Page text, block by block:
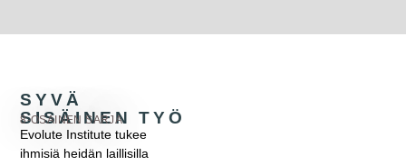
SYVÄ
SISÄINEN TYÖ
8-OSAINEN SARJA
Evolute Institute tukee
ihmisiä heidän laillisilla